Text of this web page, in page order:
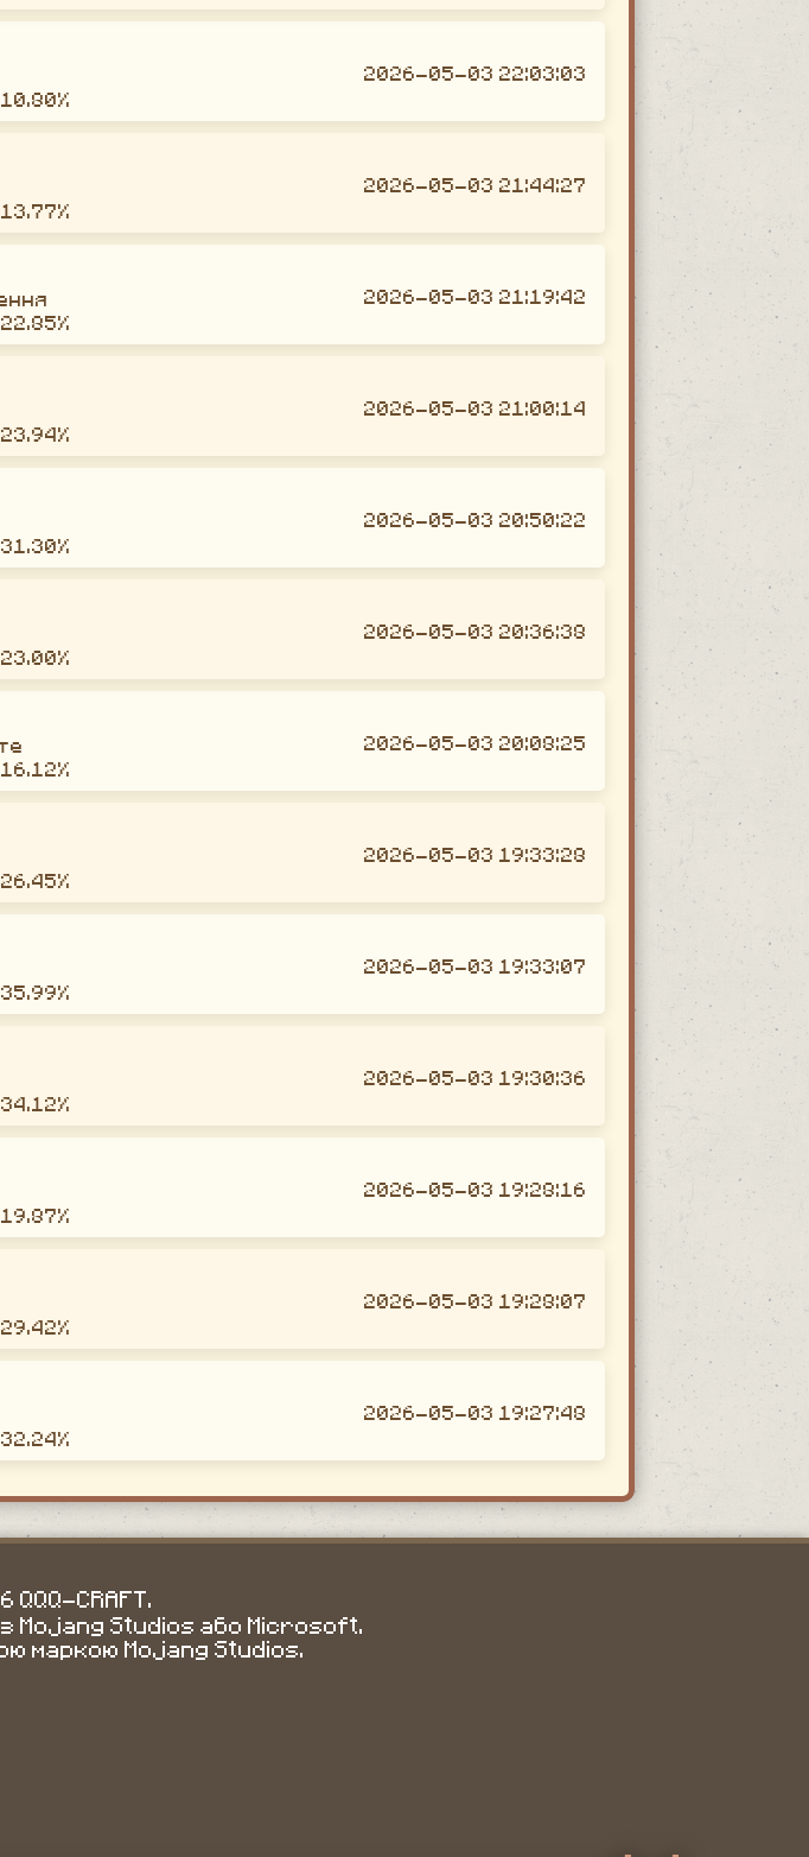
2026-05-03 22:03:03
2026-05-03 21:44:27
2026-05-03 21:19:42
2026-05-03 21:00:14
2026-05-03 20:50:22
2026-05-03 20:36:38
2026-05-03 20:08:25
2026-05-03 19:33:28
2026-05-03 19:33:07
2026-05-03 19:30:36
2026-05-03 19:28:16
2026-05-03 19:28:07
2026-05-03 19:27:48
QQQ-CRAFT.
з Mojang Studios або Microsoft.
маркою Mojang Studios.